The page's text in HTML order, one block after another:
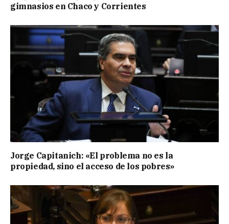
gimnasios en Chaco y Corrientes
Jorge Capitanich: «El problema no es la
propiedad, sino el acceso de los pobres»